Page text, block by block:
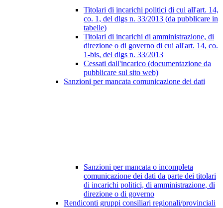
Titolari di incarichi politici di cui all'art. 14,
co. 1, del dlgs n. 33/2013 (da pubblicare in
tabelle)
Titolari di incarichi di amministrazione, di
direzione o di governo di cui all'art. 14, co.
1-bis, del dlgs n. 33/2013
Cessati dall'incarico (documentazione da
pubblicare sul sito web)
Sanzioni per mancata comunicazione dei dati
Sanzioni per mancata o incompleta
comunicazione dei dati da parte dei titolari
di incarichi politici, di amministrazione, di
direzione o di governo
Rendiconti gruppi consiliari regionali/provinciali